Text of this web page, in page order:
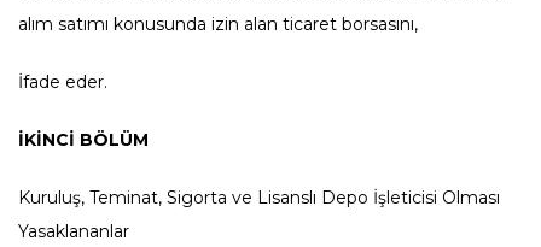
alım satımı konusunda izin alan ticaret borsasını,
İfade eder.
İKİNCİ BÖLÜM
Kuruluş, Teminat, Sigorta ve Lisanslı Depo İşleticisi Olması
Yasaklananlar